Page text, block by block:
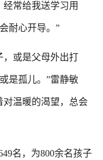
常给我送学习用
耐心开导。”
或是父母外出打
是孤儿。”雷静敏
对温暖的渴望，总会
名，为800余名孩子